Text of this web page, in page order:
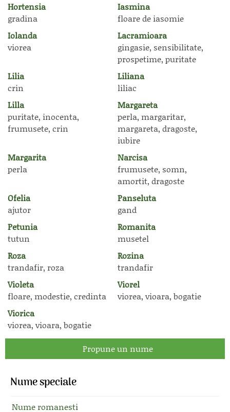
Hortensia
gradina
Iasmina
floare de iasomie
Iolanda
viorea
Lacramioara
gingasie, sensibilitate,
prospetime, puritate
Lilia
crin
Liliana
liliac
Lilla
puritate, inocenta,
frumusete, crin
Margareta
perla, margaritar,
margareta, dragoste,
iubire
Margarita
perla
Narcisa
frumusete, somn,
amortit, dragoste
Ofelia
ajutor
Panseluta
gand
Petunia
tutun
Romanita
musetel
Roza
trandafir, roza
Rozina
trandafir
Violeta
floare, modestie, credinta
Viorel
viorea, vioara, bogatie
Viorica
viorea, vioara, bogatie
Propune un nume
Nume speciale
Nume romanesti